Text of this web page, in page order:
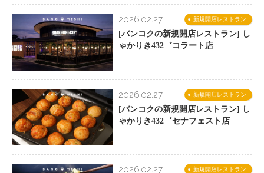
新規開店レストラン
2026.02.27
[バンコクの新規開店レストラン] し
ゃかりき432゛コラート店
新規開店レストラン
2026.02.27
[バンコクの新規開店レストラン] し
ゃかりき432゛セナフェスト店
新規開店レストラン
2026.02.27